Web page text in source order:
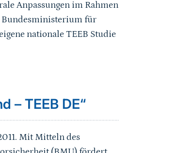
Anpassungen im Rahmen
Bundesministerium für
nationale TEEB Studie
– TEEB DE“
Mit Mitteln des
(BMU) fördert